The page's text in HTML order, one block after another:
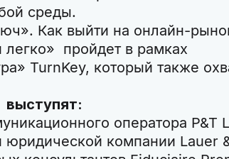
среды.
Как выйти на онлайн-
пройдет в рамках
TurnKey, который также
выступят:
оператора P&T
юридической компании Lauer